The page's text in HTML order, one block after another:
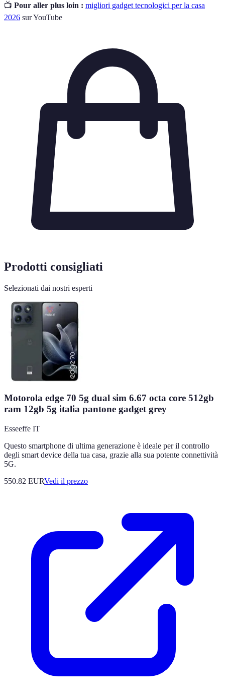
📺 Pour aller plus loin : migliori gadget tecnologici per la casa
2026 sur YouTube
Prodotti consigliati
Selezionati dai nostri esperti
Motorola edge 70 5g dual sim 6.67 octa core 512gb
ram 12gb 5g italia pantone gadget grey
Esseeffe IT
Questo smartphone di ultima generazione è ideale per il controllo
degli smart device della tua casa, grazie alla sua potente connettività
5G.
550.82 EURVedi il prezzo